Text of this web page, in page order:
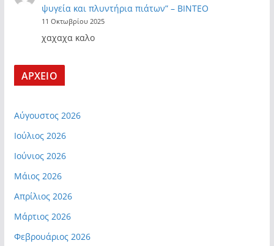
ψυγεία και πλυντήρια πιάτων” – ΒΙΝΤΕΟ
11 Οκτωβρίου 2025
χαχαχα καλο
ΑΡΧΕΙΟ
Αύγουστος 2026
Ιούλιος 2026
Ιούνιος 2026
Μάιος 2026
Απρίλιος 2026
Μάρτιος 2026
Φεβρουάριος 2026